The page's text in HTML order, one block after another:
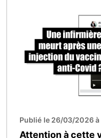
Publié le 26/03/2026 à
Attention à cette